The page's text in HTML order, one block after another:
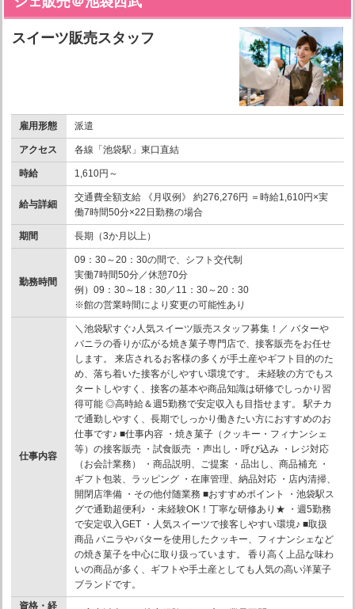
スイーツ販売スタッフ
雇用形態 派遣
アクセス 各線「池袋駅」東口直結
時給 1,610円～
給与詳細
交通費全額支給 《月収例》 約276,276円 ＝時給1,610円×実
働7時間50分×22日勤務の場合
期間 長期（3か月以上）
勤務時間
09：30～20：30の間で、シフト交代制
実働7時間50分／休憩70分
例）09：30～18：30／11：30～20：30
※館の営業時間により変更の可能性あり
仕事内容
＼池袋駅すぐ♪人気スイーツ販売スタッフ募集！／ バターや
バニラの香りが広がる焼き菓子専門店で、接客販売をお任せ
します。 来店されるお客様の多くが手土産やギフト目的のた
め、落ち着いた接客がしやすい環境です。 未経験の方でもス
タートしやすく、接客の基本や商品知識は研修でしっかり習
得可能 ◎高時給＆週5勤務で安定収入も目指せます。 駅チカ
で通勤しやすく、長期でしっかり働きたい方におすすめのお
仕事です♪ ■仕事内容 ・焼き菓子（クッキー・フィナンシェ
等）の接客販売 ・試食販売 ・声出し・呼び込み ・レジ対応
（お会計業務） ・商品説明、ご提案 ・品出し、商品補充 ・
ギフト包装、ラッピング ・在庫管理、納品対応 ・店内清掃、
開閉店準備 ・その他付随業務 ■おすすめポイント ・池袋駅ス
グで通勤超便利♪ ・未経験OK！丁寧な研修あり★ ・週5勤務
で安定収入GET ・人気スイーツで接客しやすい環境♪ ■取扱
商品 バニラやバターを使用したクッキー、フィナンシェなど
の焼き菓子を中心に取り扱っています。 香り高く上品な味わ
いの商品が多く、ギフトや手土産としても人気の高い洋菓子
ブランドです。
資格・経